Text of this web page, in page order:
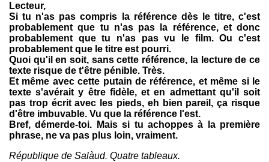
Lecteur,
Si tu n'as pas compris la référence dès le titre, c'est
probablement que tu n'as pas la référence, et donc
probablement que tu n'as pas vu le film. Ou c'est
probablement que le titre est pourri.
Quoi qu'il en soit, sans cette référence, la lecture de ce
texte risque de t'être pénible. Très.
Et même avec cette putain de référence, et même si le
texte s'avérait y être fidèle, et en admettant qu'il soit
pas trop écrit avec les pieds, eh bien pareil, ça risque
d'être imbuvable. Vu que la référence l'est.
Bref, démerde-toi. Mais si tu achoppes à la première
phrase, ne va pas plus loin, vraiment.
République de Salàud. Quatre tableaux.